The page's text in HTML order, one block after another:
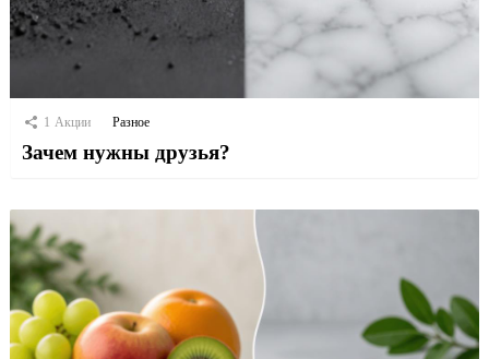
1 Акции Разное
Зачем нужны друзья?